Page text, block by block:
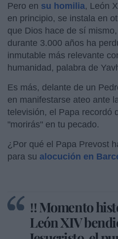
Pero en su homilia, León
en principio, se instala en
que Dios hace de sí
durante 3.000 años ha
inmutable más relevante
humanidad, palabra de
Es más, delante de un
en manifestarse ateo ante
televisión, el Papa recordó
"morirás" en tu pecado.
¿Por qué el Papa Prevost
para su alocución en
‼️ Momento
León XIV